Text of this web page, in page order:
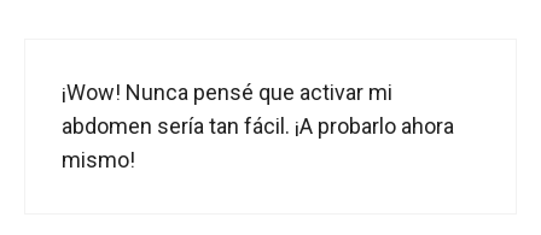
¡Wow! Nunca pensé que activar mi
abdomen sería tan fácil. ¡A probarlo ahora
mismo!